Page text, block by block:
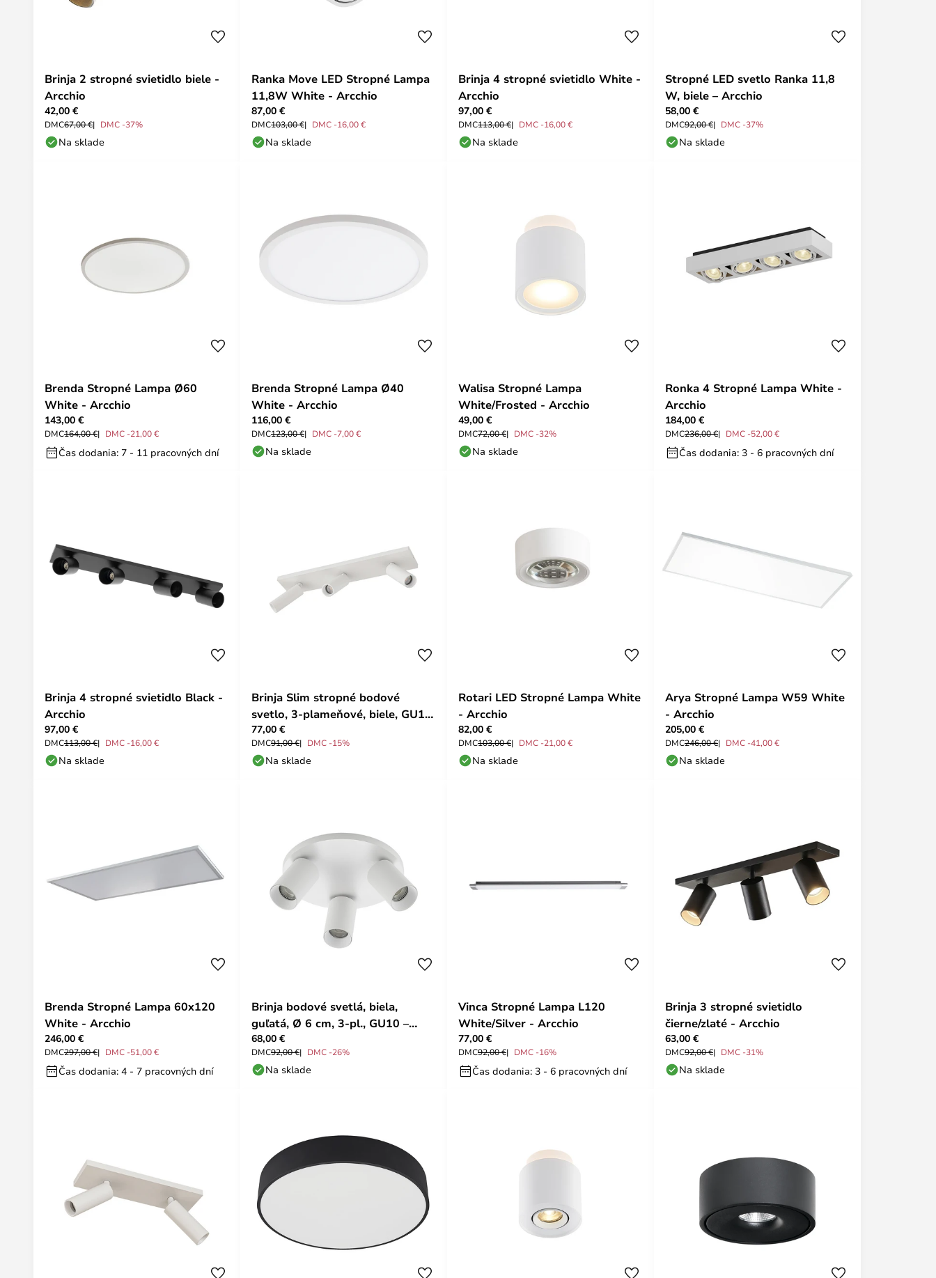
Brinja 2 stropné svietidlo biele -
Arcchio
42,00 €
DMC67,00 € DMC -37%
Na sklade
Ranka Move LED Stropné Lampa
11,8W White - Arcchio
87,00 €
DMC103,00 € DMC -16,00 €
Na sklade
Brinja 4 stropné svietidlo White -
Arcchio
97,00 €
DMC113,00 € DMC -16,00 €
Na sklade
Stropné LED svetlo Ranka 11,8
W, biele – Arcchio
58,00 €
DMC92,00 € DMC -37%
Na sklade
Brenda Stropné Lampa Ø60
White - Arcchio
143,00 €
DMC164,00 € DMC -21,00 €
Čas dodania: 7 - 11 pracovných dní
Brenda Stropné Lampa Ø40
White - Arcchio
116,00 €
DMC123,00 € DMC -7,00 €
Na sklade
Walisa Stropné Lampa
White/Frosted - Arcchio
49,00 €
DMC72,00 € DMC -32%
Na sklade
Ronka 4 Stropné Lampa White -
Arcchio
184,00 €
DMC236,00 € DMC -52,00 €
Čas dodania: 3 - 6 pracovných dní
Brinja 4 stropné svietidlo Black -
Arcchio
97,00 €
DMC113,00 € DMC -16,00 €
Na sklade
Brinja Slim stropné bodové
svetlo, 3-plameňové, biele, GU10
MR11 - Arcchio
77,00 €
DMC91,00 € DMC -15%
Na sklade
Rotari LED Stropné Lampa White
- Arcchio
82,00 €
DMC103,00 € DMC -21,00 €
Na sklade
Arya Stropné Lampa W59 White
- Arcchio
205,00 €
DMC246,00 € DMC -41,00 €
Na sklade
Brenda Stropné Lampa 60x120
White - Arcchio
246,00 €
DMC297,00 € DMC -51,00 €
Čas dodania: 4 - 7 pracovných dní
Brinja bodové svetlá, biela,
guľatá, Ø 6 cm, 3-pl., GU10 –
Arcchio
68,00 €
DMC92,00 € DMC -26%
Na sklade
Vinca Stropné Lampa L120
White/Silver - Arcchio
77,00 €
DMC92,00 € DMC -16%
Čas dodania: 3 - 6 pracovných dní
Brinja 3 stropné svietidlo
čierne/zlaté - Arcchio
63,00 €
DMC92,00 € DMC -31%
Na sklade